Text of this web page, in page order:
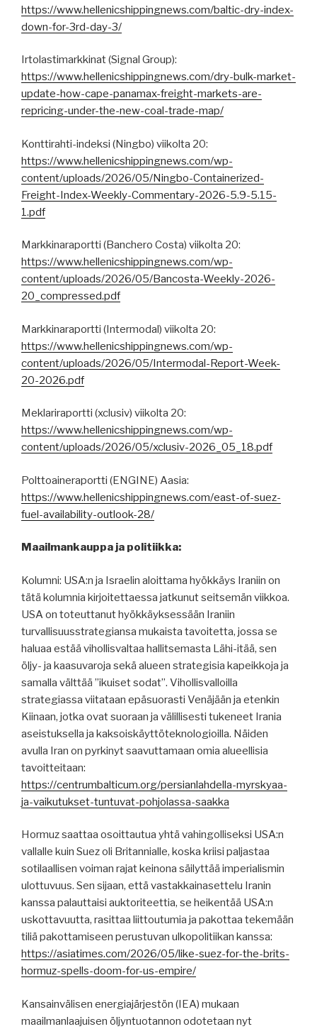
https://www.hellenicshippingnews.com/baltic-dry-index-
down-for-3rd-day-3/
Irtolastimarkkinat (Signal Group):
https://www.hellenicshippingnews.com/dry-bulk-market-
update-how-cape-panamax-freight-markets-are-
repricing-under-the-new-coal-trade-map/
Konttirahti-indeksi (Ningbo) viikolta 20:
https://www.hellenicshippingnews.com/wp-
content/uploads/2026/05/Ningbo-Containerized-
Freight-Index-Weekly-Commentary-2026-5.9-5.15-
1.pdf
Markkinaraportti (Banchero Costa) viikolta 20:
https://www.hellenicshippingnews.com/wp-
content/uploads/2026/05/Bancosta-Weekly-2026-
20_compressed.pdf
Markkinaraportti (Intermodal) viikolta 20:
https://www.hellenicshippingnews.com/wp-
content/uploads/2026/05/Intermodal-Report-Week-
20-2026.pdf
Meklariraportti (xclusiv) viikolta 20:
https://www.hellenicshippingnews.com/wp-
content/uploads/2026/05/xclusiv-2026_05_18.pdf
Polttoaineraportti (ENGINE) Aasia:
https://www.hellenicshippingnews.com/east-of-suez-
fuel-availability-outlook-28/
Maailmankauppa ja politiikka:
Kolumni: USA:n ja Israelin aloittama hyökkäys Iraniin on
tätä kolumnia kirjoitettaessa jatkunut seitsemän viikkoa.
USA on toteuttanut hyökkäyksessään Iraniin
turvallisuusstrategiansa mukaista tavoitetta, jossa se
haluaa estää vihollisvaltaa hallitsemasta Lähi-itää, sen
öljy- ja kaasuvaroja sekä alueen strategisia kapeikkoja ja
samalla välttää ”ikuiset sodat”. Vihollisvalloilla
strategiassa viitataan epäsuorasti Venäjään ja etenkin
Kiinaan, jotka ovat suoraan ja välillisesti tukeneet Irania
aseistuksella ja kaksoiskäyttöteknologioilla. Näiden
avulla Iran on pyrkinyt saavuttamaan omia alueellisia
tavoitteitaan:
https://centrumbalticum.org/persianlahdella-myrskyaa-
ja-vaikutukset-tuntuvat-pohjolassa-saakka
Hormuz saattaa osoittautua yhtä vahingolliseksi USA:n
vallalle kuin Suez oli Britannialle, koska kriisi paljastaa
sotilaallisen voiman rajat keinona säilyttää imperialismin
ulottuvuus. Sen sijaan, että vastakkainasettelu Iranin
kanssa palauttaisi auktoriteettia, se heikentää USA:n
uskottavuutta, rasittaa liittoutumia ja pakottaa tekemään
tiliä pakottamiseen perustuvan ulkopolitiikan kanssa:
https://asiatimes.com/2026/05/like-suez-for-the-brits-
hormuz-spells-doom-for-us-empire/
Kansainvälisen energiajärjestön (IEA) mukaan
maailmanlaajuisen öljyntuotannon odotetaan nyt